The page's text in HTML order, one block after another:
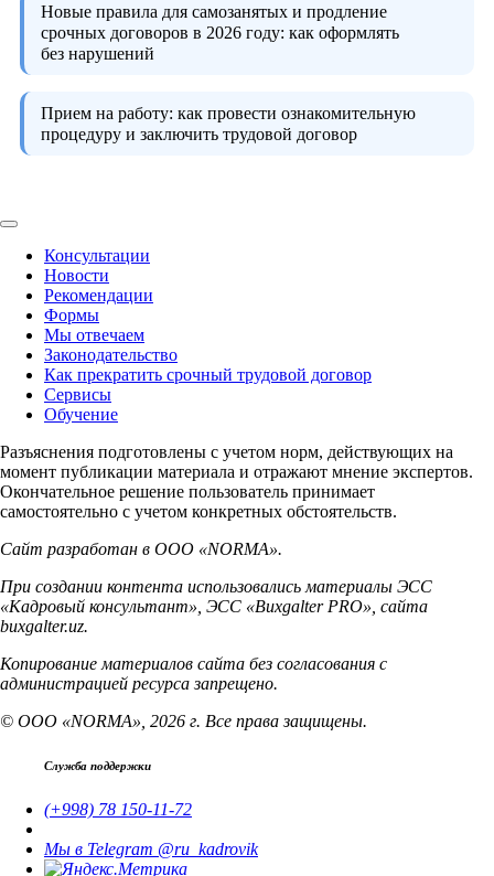
Новые правила для самозанятых и продление
срочных договоров в 2026 году: как оформлять
без нарушений
Прием на работу: как провести ознакомительную
процедуру и заключить трудовой договор
Консультации
Новости
Рекомендации
Формы
Мы отвечаем
Законодательство
Как прекратить срочный трудовой договор
Сервисы
Обучение
Разъяснения подготовлены с учетом норм, действующих на
момент публикации материала и отражают мнение экспертов.
Окончательное решение пользователь принимает
самостоятельно с учетом конкретных обстоятельств.
Сайт разработан в ООО «NORMA».
При создании контента использовались материалы ЭСС
«Кадровый консультант», ЭСС «Buxgalter PRO», сайта
buxgalter.uz.
Копирование материалов сайта без согласования с
администрацией ресурса запрещено.
© ООО «NORMA», 2026 г. Все права защищены.
Служба поддержки
(+998) 78 150-11-72
Мы в Telegram @ru_kadrovik